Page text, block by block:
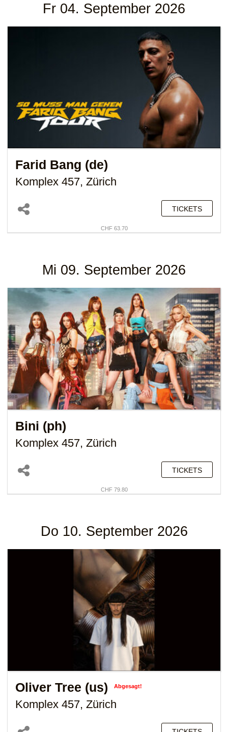
Fr 04. September 2026
Farid Bang (de)
Komplex 457, Zürich
TICKETS
CHF 63.70
Mi 09. September 2026
Bini (ph)
Komplex 457, Zürich
TICKETS
CHF 79.80
Do 10. September 2026
Oliver Tree (us) Abgesagt!
Komplex 457, Zürich